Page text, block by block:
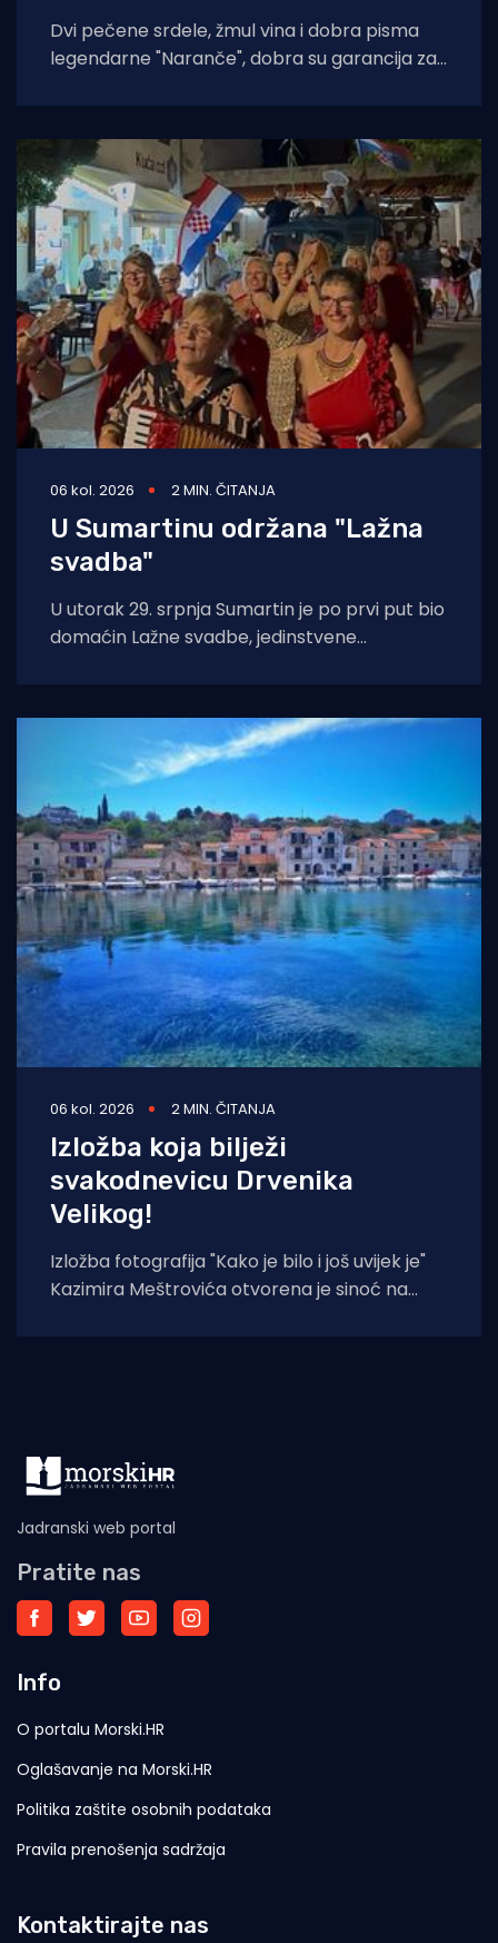
Dvi pečene srdele, žmul vina i dobra pisma
legendarne "Naranče", dobra su garancija za
06 kol. 2026 2 MIN. ČITANJA
U Sumartinu održana "Lažna
svadba"
U utorak 29. srpnja Sumartin je po prvi put bio
domaćin Lažne svadbe, jedinstvene
06 kol. 2026 2 MIN. ČITANJA
Izložba koja bilježi
svakodnevicu Drvenika
Velikog!
Izložba fotografija "Kako je bilo i još uvijek je"
Kazimira Meštrovića otvorena je sinoć na
Jadranski web portal
Pratite nas
Info
O portalu Morski.HR
Oglašavanje na Morski.HR
Politika zaštite osobnih podataka
Pravila prenošenja sadržaja
Kontaktirajte nas